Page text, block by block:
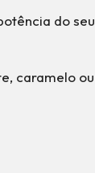
do
caramelo